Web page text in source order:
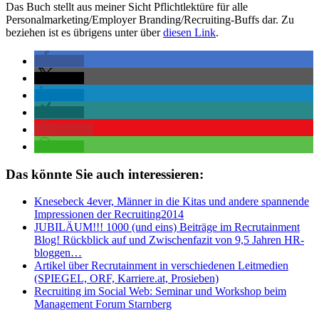
Das Buch stellt aus meiner Sicht Pflichtlektüre für alle
Personalmarketing/Employer Branding/Recruiting-Buffs dar. Zu
beziehen ist es übrigens unter überdiesen Link.
Das könnte Sie auch interessieren:
Knesebeck 4ever, Männer in die Kitas und andere spannende
Impressionen der Recruiting2014
JUBILÄUM!!! 1000 (und eins) Beiträge im Recrutainment
Blog! Rückblick auf und Zwischenfazit von 9,5 Jahren HR-
bloggen…
Artikel über Recrutainment in verschiedenen Leitmedien
(SPIEGEL, ORF, Karriere.at, Prosieben)
Recruiting im Social Web: Seminar und Workshop beim
Management Forum Starnberg